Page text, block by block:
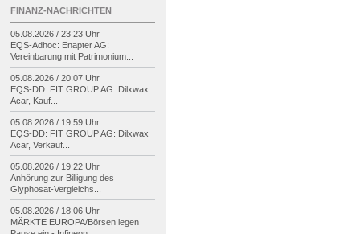
FINANZ-NACHRICHTEN
05.08.2026 / 23:23 Uhr
EQS-Adhoc: Enapter AG:
Vereinbarung mit Patrimonium...
05.08.2026 / 20:07 Uhr
EQS-DD: FIT GROUP AG: Dilxwax
Acar, Kauf...
05.08.2026 / 19:59 Uhr
EQS-DD: FIT GROUP AG: Dilxwax
Acar, Verkauf...
05.08.2026 / 19:22 Uhr
Anhörung zur Billigung des
Glyphosat-Vergleichs...
05.08.2026 / 18:06 Uhr
MÄRKTE EUROPA/Börsen legen